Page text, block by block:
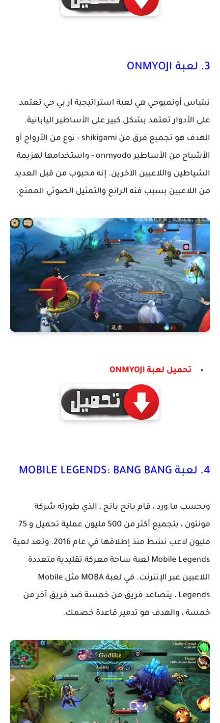
3. لعبة ONMYOJI
نيتياس أونميوجي هي لعبة استراتيجية آر بي جي تعتمد
على الأدوار تعتمد بشكل كبير على الأساطير اليابانية.
الهدف هو تجميع فرق من shikigami - نوع من الأرواح أو
الأشباح من الأساطير onmyodo - واستخدامها لهزيمة
الشياطين واللاعبين الآخرين. إنه محبوب من قبل العديد
من اللاعبين بسبب فنه الرائع والتمثيل الصوتي الممتع.
تحميل لعبة ONMYOJI
4. لعبة MOBILE LEGENDS: BANG BANG
وبحسب ما ورد ، قام بانج بانج ، الذي طورته شركة
مونتون ، بتجميع أكثر من 500 مليون عملية تحميل و 75
مليون لاعب نشط منذ إطلاقها في عام 2016. وتعد لعبة
Mobile Legends لعبة ساحة معركة تقليدية متعددة
اللاعبين عبر الإنترنت. في لعبة MOBA مثل Mobile
Legends ، يتصاعد فريق من خمسة ضد فريق آخر من
خمسة ، والهدف هو تدمير قاعدة خصمك.